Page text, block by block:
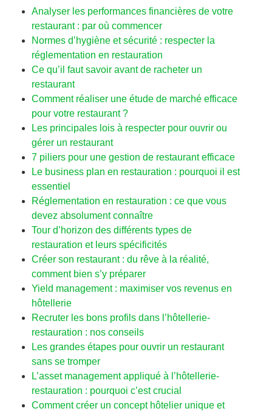
Analyser les performances financières de votre
restaurant : par où commencer
Normes d’hygiène et sécurité : respecter la
réglementation en restauration
Ce qu’il faut savoir avant de racheter un
restaurant
Comment réaliser une étude de marché efficace
pour votre restaurant ?
Les principales lois à respecter pour ouvrir ou
gérer un restaurant
7 piliers pour une gestion de restaurant efficace
Le business plan en restauration : pourquoi il est
essentiel
Réglementation en restauration : ce que vous
devez absolument connaître
Tour d’horizon des différents types de
restauration et leurs spécificités
Créer son restaurant : du rêve à la réalité,
comment bien s’y préparer
Yield management : maximiser vos revenus en
hôtellerie
Recruter les bons profils dans l’hôtellerie-
restauration : nos conseils
Les grandes étapes pour ouvrir un restaurant
sans se tromper
L’asset management appliqué à l’hôtellerie-
restauration : pourquoi c’est crucial
Comment créer un concept hôtelier unique et